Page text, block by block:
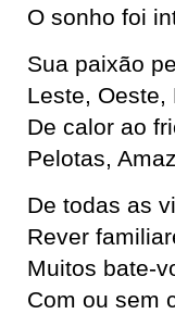
O sonho foi
Sua paixão
Leste, Oeste,
De calor ao
Pelotas,
De todas as
Rever
Muitos bate-
Com ou sem